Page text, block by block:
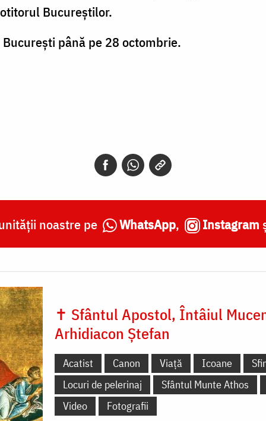
Bucureștilor.
până pe 28 octombrie.
noastre pe WhatsApp, Instagram
✝ Sfântul Apostol, Întâiul
Arhidiacon Ștefan
Acatist Canon Viață Icoane
Locuri de pelerinaj
Sfântul Munte Athos
Video
Fotografii